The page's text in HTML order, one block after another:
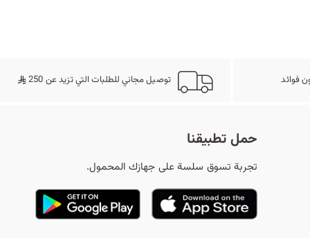
فوائد توصيل مجاني للطلبات التي تزيد عن 250
حمل تطبيقنا
تجربة تسوق سلسة على جهازك المحمول.